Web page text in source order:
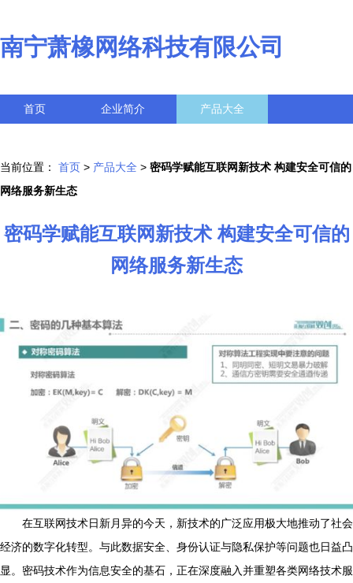
南宁萧橡网络科技有限公司
首页 企业简介 产品大全
当前位置： 首页 > 产品大全 > 密码学赋能互联网新技术 构建安全可信的
网络服务新生态
密码学赋能互联网新技术 构建安全可信的
网络服务新生态
在互联网技术日新月异的今天，新技术的广泛应用极大地推动了社会
经济的数字化转型。与此数据安全、身份认证与隐私保护等问题也日益凸
显。密码技术作为信息安全的基石，正在深度融入并重塑各类网络技术服